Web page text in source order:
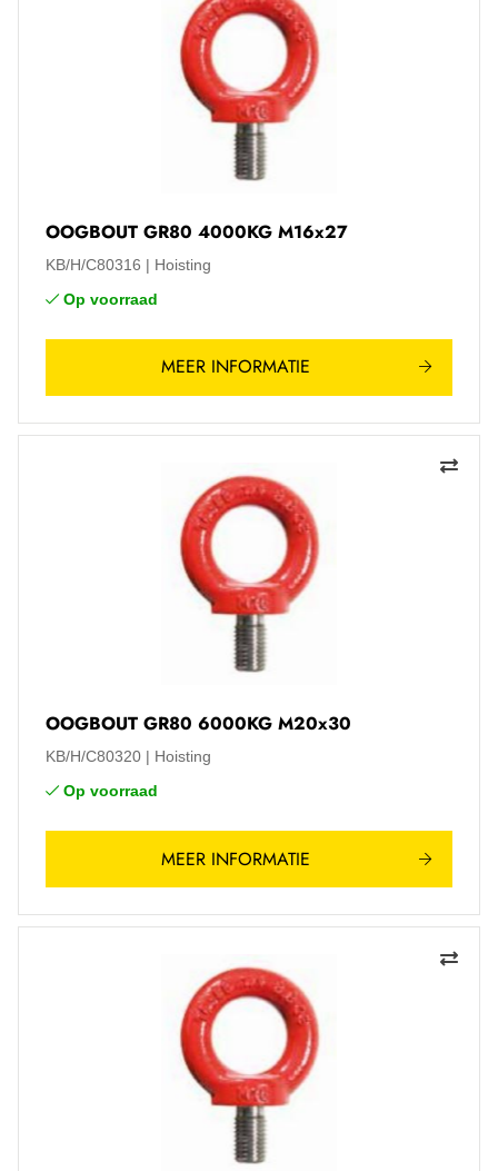
OOGBOUT GR80 4000KG M16x27
KB/H/C80316
Hoisting
Op voorraad
MEER INFORMATIE
OOGBOUT GR80 6000KG M20x30
KB/H/C80320
Hoisting
Op voorraad
MEER INFORMATIE